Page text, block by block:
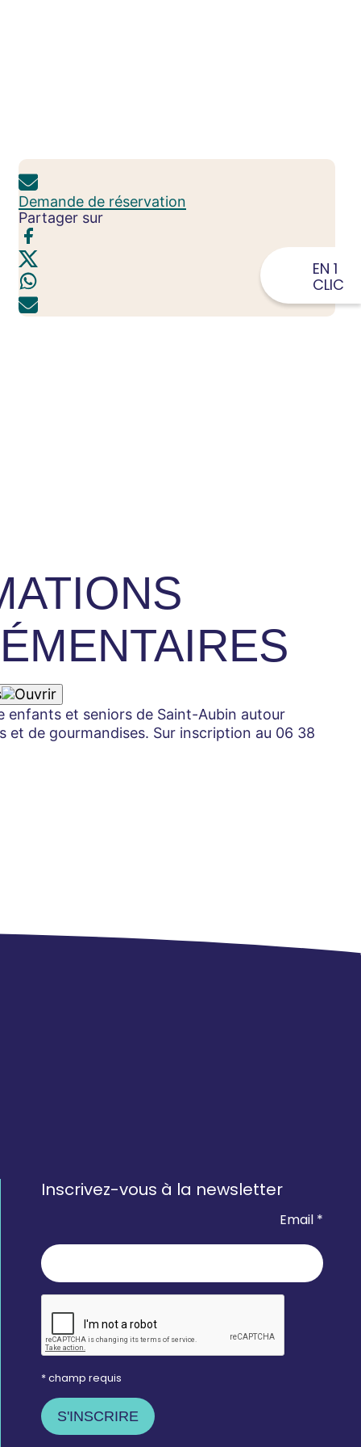
Demande de réservation
Partager sur
enfants et seniors de Saint-Aubin autour
et de gourmandises. Sur inscription au 06 38
Inscrivez-vous à la newsletter
Email *
* champ requis
EN 1
CLIC